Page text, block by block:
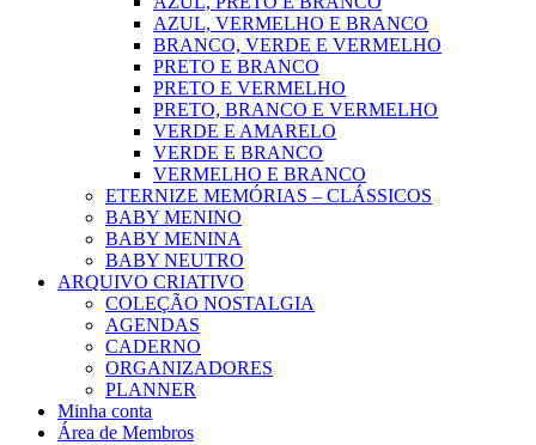
AZUL, VERMELHO E BRANCO
BRANCO, VERDE E VERMELHO
PRETO E BRANCO
PRETO E VERMELHO
PRETO, BRANCO E VERMELHO
VERDE E AMARELO
VERDE E BRANCO
VERMELHO E BRANCO
ETERNIZE MEMÓRIAS – CLÁSSICOS
BABY MENINO
BABY MENINA
BABY NEUTRO
ARQUIVO CRIATIVO
COLEÇÃO NOSTALGIA
AGENDAS
CADERNO
ORGANIZADORES
PLANNER
Minha conta
Área de Membros